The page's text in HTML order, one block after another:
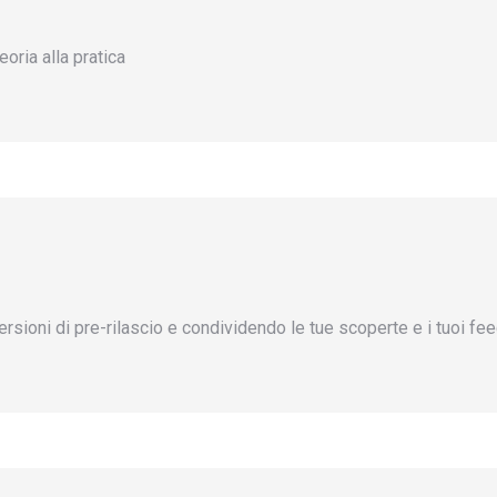
alla pratica
di pre-rilascio e condividendo le tue scoperte e i tuoi